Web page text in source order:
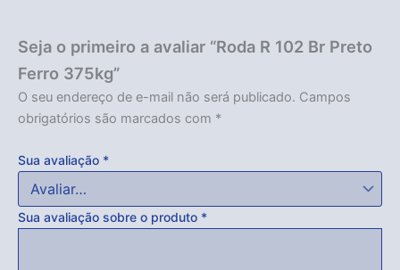
Seja o primeiro a avaliar “Roda R 102 Br Preto
Ferro 375kg”
O seu endereço de e-mail não será publicado. Campos
obrigatórios são marcados com *
Sua avaliação *
Sua avaliação sobre o produto *